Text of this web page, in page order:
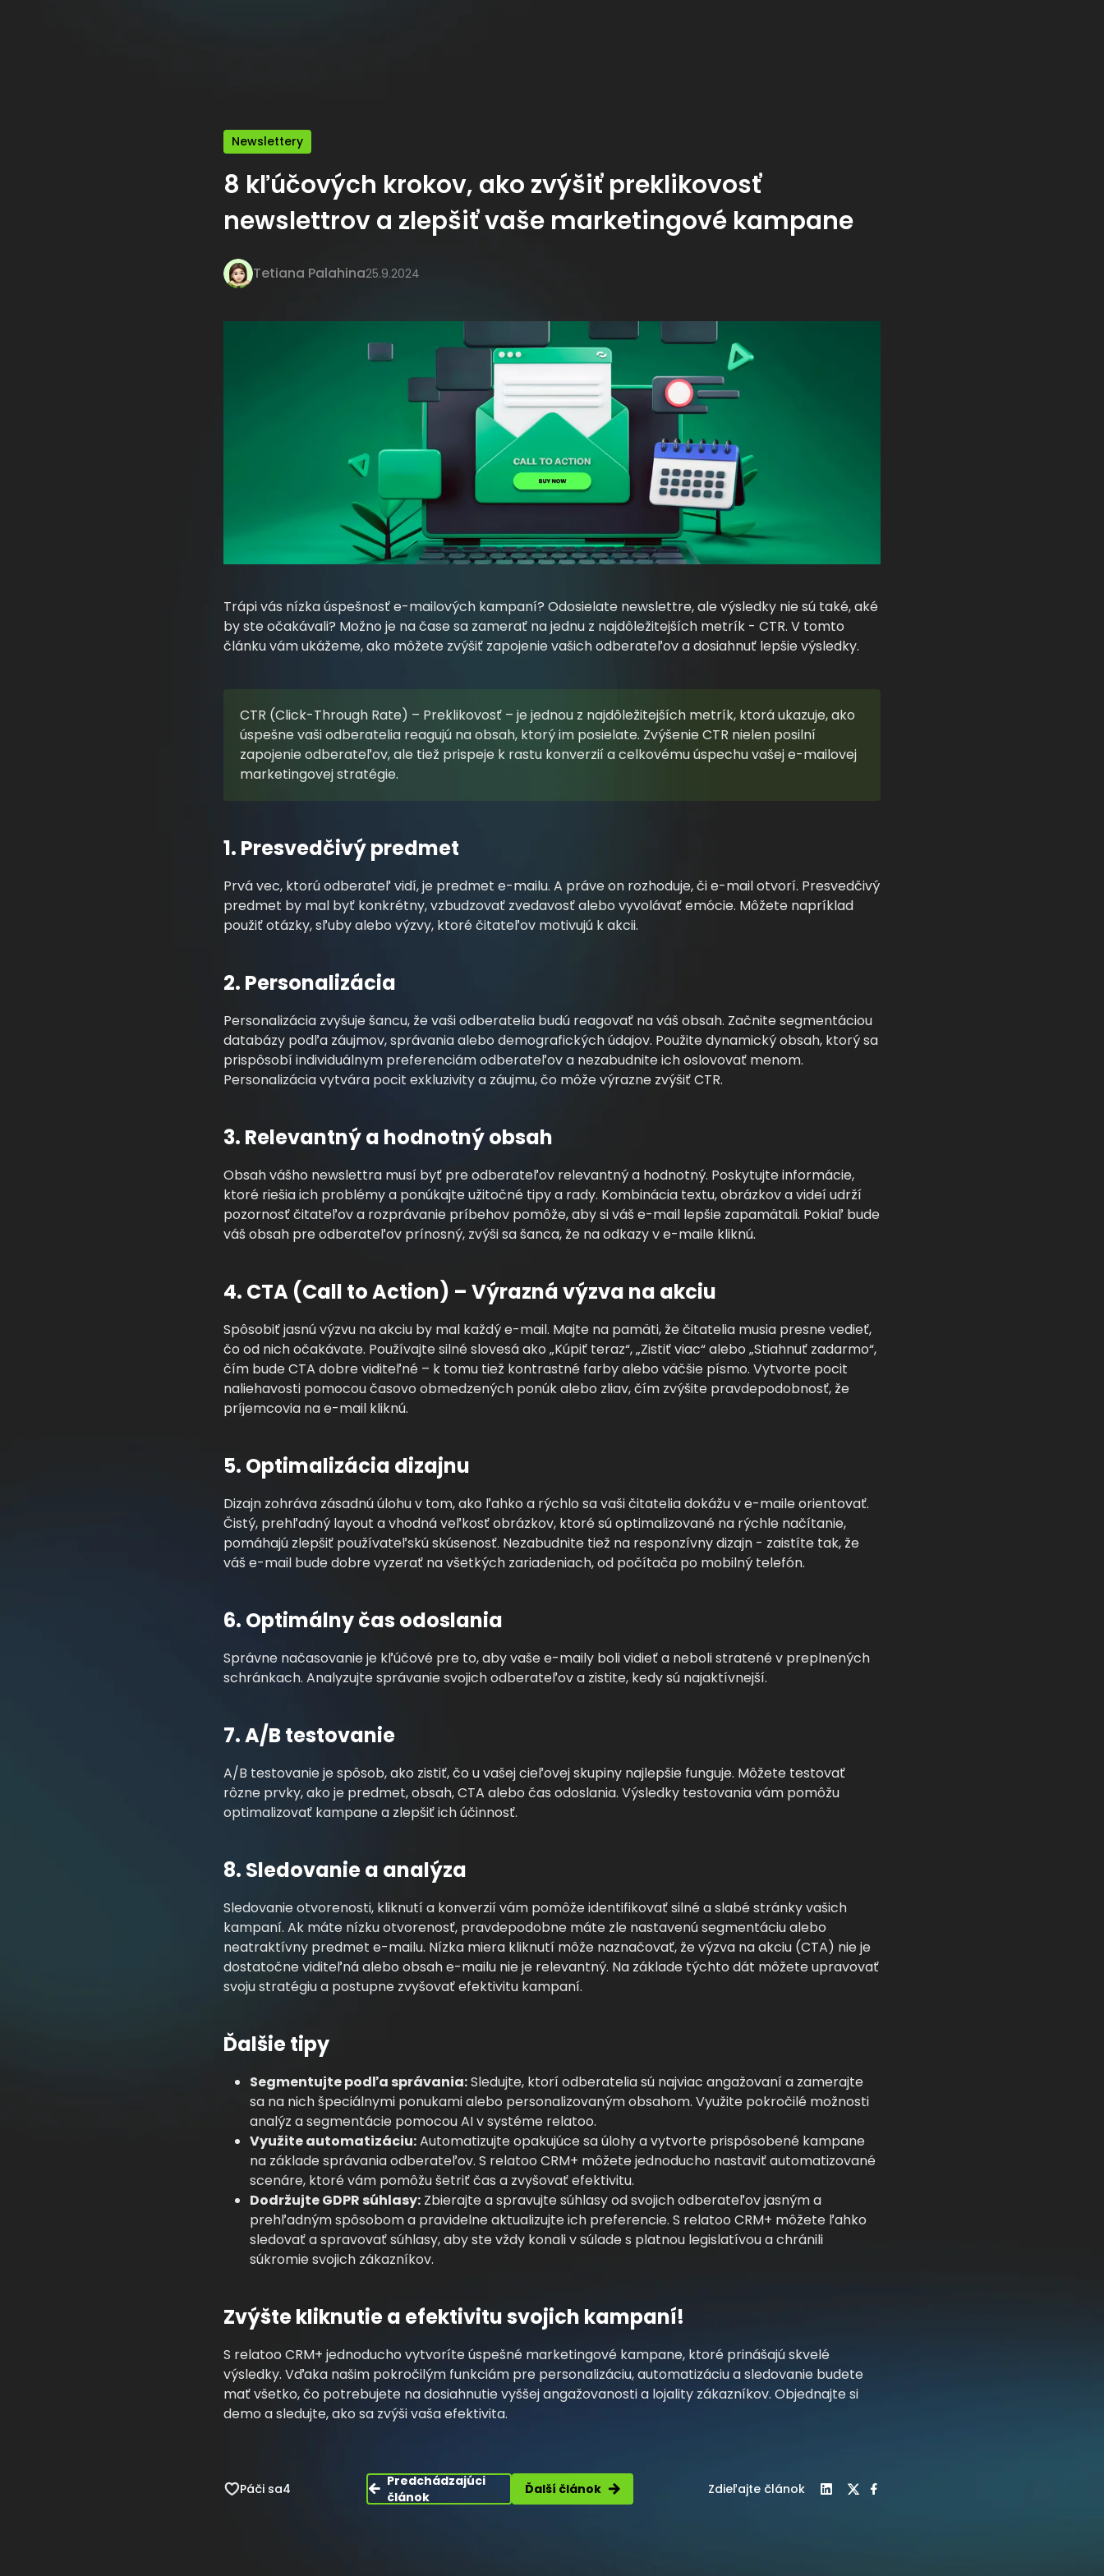
Newslettery
8 kľúčových krokov, ako zvýšiť preklikovosť
newslettrov a zlepšiť vaše marketingové kampane
Tetiana Palahina25.9.2024
Trápi vás nízka úspešnosť e-mailových kampaní? Odosielate newslettre, ale výsledky nie sú také, aké
by ste očakávali? Možno je na čase sa zamerať na jednu z najdôležitejších metrík - CTR. V tomto
článku vám ukážeme, ako môžete zvýšiť zapojenie vašich odberateľov a dosiahnuť lepšie výsledky.
CTR (Click-Through Rate) – Preklikovosť – je jednou z najdôležitejších metrík, ktorá ukazuje, ako
úspešne vaši odberatelia reagujú na obsah, ktorý im posielate. Zvýšenie CTR nielen posilní
zapojenie odberateľov, ale tiež prispeje k rastu konverzií a celkovému úspechu vašej e-mailovej
marketingovej stratégie.
1. Presvedčivý predmet
Prvá vec, ktorú odberateľ vidí, je predmet e-mailu. A práve on rozhoduje, či e-mail otvorí. Presvedčivý
predmet by mal byť konkrétny, vzbudzovať zvedavosť alebo vyvolávať emócie. Môžete napríklad
použiť otázky, sľuby alebo výzvy, ktoré čitateľov motivujú k akcii.
2. Personalizácia
Personalizácia zvyšuje šancu, že vaši odberatelia budú reagovať na váš obsah. Začnite segmentáciou
databázy podľa záujmov, správania alebo demografických údajov. Použite dynamický obsah, ktorý sa
prispôsobí individuálnym preferenciám odberateľov a nezabudnite ich oslovovať menom.
Personalizácia vytvára pocit exkluzivity a záujmu, čo môže výrazne zvýšiť CTR.
3. Relevantný a hodnotný obsah
Obsah vášho newslettra musí byť pre odberateľov relevantný a hodnotný. Poskytujte informácie,
ktoré riešia ich problémy a ponúkajte užitočné tipy a rady. Kombinácia textu, obrázkov a videí udrží
pozornosť čitateľov a rozprávanie príbehov pomôže, aby si váš e-mail lepšie zapamätali. Pokiaľ bude
váš obsah pre odberateľov prínosný, zvýši sa šanca, že na odkazy v e-maile kliknú.
4. CTA (Call to Action) – Výrazná výzva na akciu
Spôsobiť jasnú výzvu na akciu by mal každý e-mail. Majte na pamäti, že čitatelia musia presne vedieť,
čo od nich očakávate. Používajte silné slovesá ako „Kúpiť teraz“, „Zistiť viac“ alebo „Stiahnuť zadarmo“,
čím bude CTA dobre viditeľné – k tomu tiež kontrastné farby alebo väčšie písmo. Vytvorte pocit
naliehavosti pomocou časovo obmedzených ponúk alebo zliav, čím zvýšite pravdepodobnosť, že
príjemcovia na e-mail kliknú.
5. Optimalizácia dizajnu
Dizajn zohráva zásadnú úlohu v tom, ako ľahko a rýchlo sa vaši čitatelia dokážu v e-maile orientovať.
Čistý, prehľadný layout a vhodná veľkosť obrázkov, ktoré sú optimalizované na rýchle načítanie,
pomáhajú zlepšiť používateľskú skúsenosť. Nezabudnite tiež na responzívny dizajn - zaistíte tak, že
váš e-mail bude dobre vyzerať na všetkých zariadeniach, od počítača po mobilný telefón.
6. Optimálny čas odoslania
Správne načasovanie je kľúčové pre to, aby vaše e-maily boli vidieť a neboli stratené v preplnených
schránkach. Analyzujte správanie svojich odberateľov a zistite, kedy sú najaktívnejší.
7. A/B testovanie
A/B testovanie je spôsob, ako zistiť, čo u vašej cieľovej skupiny najlepšie funguje. Môžete testovať
rôzne prvky, ako je predmet, obsah, CTA alebo čas odoslania. Výsledky testovania vám pomôžu
optimalizovať kampane a zlepšiť ich účinnosť.
8. Sledovanie a analýza
Sledovanie otvorenosti, kliknutí a konverzií vám pomôže identifikovať silné a slabé stránky vašich
kampaní. Ak máte nízku otvorenosť, pravdepodobne máte zle nastavenú segmentáciu alebo
neatraktívny predmet e-mailu. Nízka miera kliknutí môže naznačovať, že výzva na akciu (CTA) nie je
dostatočne viditeľná alebo obsah e-mailu nie je relevantný. Na základe týchto dát môžete upravovať
svoju stratégiu a postupne zvyšovať efektivitu kampaní.
Ďalšie tipy
Segmentujte podľa správania:Sledujte, ktorí odberatelia sú najviac angažovaní a zamerajte
sa na nich špeciálnymi ponukami alebo personalizovaným obsahom. Využite pokročilé možnosti
analýz a segmentácie pomocou AI v systéme relatoo.
Využite automatizáciu:Automatizujte opakujúce sa úlohy a vytvorte prispôsobené kampane
na základe správania odberateľov. S relatoo CRM+ môžete jednoducho nastaviť automatizované
scenáre, ktoré vám pomôžu šetriť čas a zvyšovať efektivitu.
Dodržujte GDPR súhlasy: Zbierajte a spravujte súhlasy od svojich odberateľov jasným a
prehľadným spôsobom a pravidelne aktualizujte ich preferencie. S relatoo CRM+ môžete ľahko
sledovať a spravovať súhlasy, aby ste vždy konali v súlade s platnou legislatívou a chránili
súkromie svojich zákazníkov.
Zvýšte kliknutie a efektivitu svojich kampaní!
S relatoo CRM+ jednoducho vytvoríte úspešné marketingové kampane, ktoré prinášajú skvelé
výsledky. Vďaka našim pokročilým funkciám pre personalizáciu, automatizáciu a sledovanie budete
mať všetko, čo potrebujete na dosiahnutie vyššej angažovanosti a lojality zákazníkov. Objednajte si
demo a sledujte, ako sa zvýši vaša efektivita.
Páči sa4 Zdieľajte článok
Predchádzajúci
článok
Ďalší článok